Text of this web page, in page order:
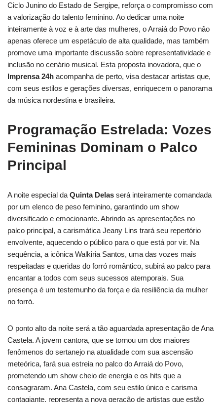
Ciclo Junino do Estado de Sergipe, reforça o compromisso com
a valorização do talento feminino. Ao dedicar uma noite
inteiramente à voz e à arte das mulheres, o Arraiá do Povo não
apenas oferece um espetáculo de alta qualidade, mas também
promove uma importante discussão sobre representatividade e
inclusão no cenário musical. Esta proposta inovadora, que o
Imprensa 24h acompanha de perto, visa destacar artistas que,
com seus estilos e gerações diversas, enriquecem o panorama
da música nordestina e brasileira.
Programação Estrelada: Vozes
Femininas Dominam o Palco
Principal
A noite especial da Quinta Delas será inteiramente comandada
por um elenco de peso feminino, garantindo um show
diversificado e emocionante. Abrindo as apresentações no
palco principal, a carismática Jeany Lins trará seu repertório
envolvente, aquecendo o público para o que está por vir. Na
sequência, a icônica Walkiria Santos, uma das vozes mais
respeitadas e queridas do forró romântico, subirá ao palco para
encantar a todos com seus sucessos atemporais. Sua
presença é um testemunho da força e da resiliência da mulher
no forró.
O ponto alto da noite será a tão aguardada apresentação de Ana
Castela. A jovem cantora, que se tornou um dos maiores
fenômenos do sertanejo na atualidade com sua ascensão
meteórica, fará sua estreia no palco do Arraiá do Povo,
prometendo um show cheio de energia e os hits que a
consagraram. Ana Castela, com seu estilo único e carisma
contagiante, representa a nova geração de artistas que estão